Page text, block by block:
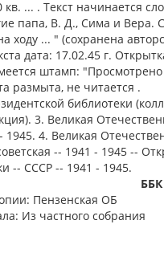
... . Текст начинается
папа, В. Д., Сима и Вера.
ходу ... " (сохранена
дата: 17.02.45 г.
штамп:
размыта, не читается .
библиотеки
3. Великая
4. Великая
-- 1941 - 1945 --
-- СССР -- 1941 - 1945.
Пензенская ОБ
Из частного собрания